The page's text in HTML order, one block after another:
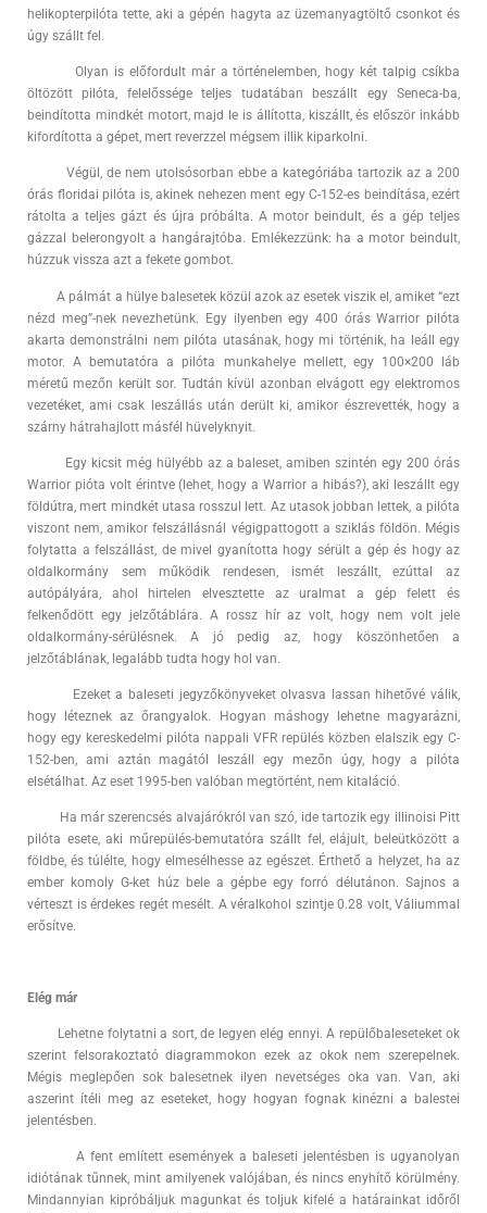
helikopterpilóta tette, aki a gépén hagyta az üzemanyagtöltő csonkot és
úgy szállt fel.
Olyan is előfordult már a történelemben, hogy két talpig csíkba
öltözött pilóta, felelőssége teljes tudatában beszállt egy Seneca-ba,
beindította mindkét motort, majd le is állította, kiszállt, és először inkább
kifordította a gépet, mert reverzzel mégsem illik kiparkolni.
Végül, de nem utolsósorban ebbe a kategóriába tartozik az a 200
órás floridai pilóta is, akinek nehezen ment egy C-152-es beindítása, ezért
rátolta a teljes gázt és újra próbálta. A motor beindult, és a gép teljes
gázzal belerongyolt a hangárajtóba. Emlékezzünk: ha a motor beindult,
húzzuk vissza azt a fekete gombot.
A pálmát a hülye balesetek közül azok az esetek viszik el, amiket “ezt
nézd meg”-nek nevezhetünk. Egy ilyenben egy 400 órás Warrior pilóta
akarta demonstrálni nem pilóta utasának, hogy mi történik, ha leáll egy
motor. A bemutatóra a pilóta munkahelye mellett, egy 100×200 láb
méretű mezőn került sor. Tudtán kívül azonban elvágott egy elektromos
vezetéket, ami csak leszállás után derült ki, amikor észrevették, hogy a
szárny hátrahajlott másfél hüvelyknyit.
Egy kicsit még hülyébb az a baleset, amiben szintén egy 200 órás
Warrior pióta volt érintve (lehet, hogy a Warrior a hibás?), aki leszállt egy
földútra, mert mindkét utasa rosszul lett. Az utasok jobban lettek, a pilóta
viszont nem, amikor felszállásnál végigpattogott a sziklás földön. Mégis
folytatta a felszállást, de mivel gyanította hogy sérült a gép és hogy az
oldalkormány sem működik rendesen, ismét leszállt, ezúttal az
autópályára, ahol hirtelen elvesztette az uralmat a gép felett és
felkenődött egy jelzőtáblára. A rossz hír az volt, hogy nem volt jele
oldalkormány-sérülésnek. A jó pedig az, hogy köszönhetően a
jelzőtáblának, legalább tudta hogy hol van.
Ezeket a baleseti jegyzőkönyveket olvasva lassan hihetővé válik,
hogy léteznek az őrangyalok. Hogyan máshogy lehetne magyarázni,
hogy egy kereskedelmi pilóta nappali VFR repülés közben elalszik egy C-
152-ben, ami aztán magától leszáll egy mezőn úgy, hogy a pilóta
elsétálhat. Az eset 1995-ben valóban megtörtént, nem kitaláció.
Ha már szerencsés alvajárókról van szó, ide tartozik egy illinoisi Pitt
pilóta esete, aki műrepülés-bemutatóra szállt fel, elájult, beleütközött a
földbe, és túlélte, hogy elmesélhesse az egészet. Érthető a helyzet, ha az
ember komoly G-ket húz bele a gépbe egy forró délutánon. Sajnos a
vérteszt is érdekes regét mesélt. A véralkohol szintje 0.28 volt, Váliummal
erősítve.
Elég már
Lehetne folytatni a sort, de legyen elég ennyi. A repülőbaleseteket ok
szerint felsorakoztató diagrammokon ezek az okok nem szerepelnek.
Mégis meglepően sok balesetnek ilyen nevetséges oka van. Van, aki
aszerint ítéli meg az eseteket, hogy hogyan fognak kinézni a balestei
jelentésben.
A fent említett események a baleseti jelentésben is ugyanolyan
idiótának tűnnek, mint amilyenek valójában, és nincs enyhítő körülmény.
Mindannyian kipróbáljuk magunkat és toljuk kifelé a határainkat időről